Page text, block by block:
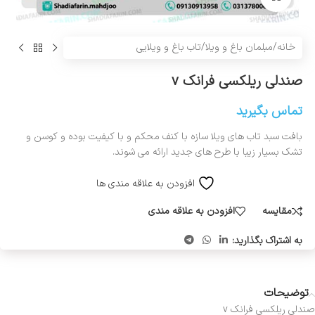
خانه/مبلمان باغ و ویلا/تاب باغ و ویلایی
صندلی ریلکسی فرانک v
تماس بگیرید
بافت سبد تاب های ویلا سازه با کنف محکم و با کيفيت بوده و کوسن و
تشک بسيار زيبا با طرح هاي جديد ارائه می شوند.
افزودن به علاقه مندی ها
مقایسه
افزودن به علاقه مندی
به اشتراک بگذارید:
توضیحات
صندلی ریلکسی فرانک v